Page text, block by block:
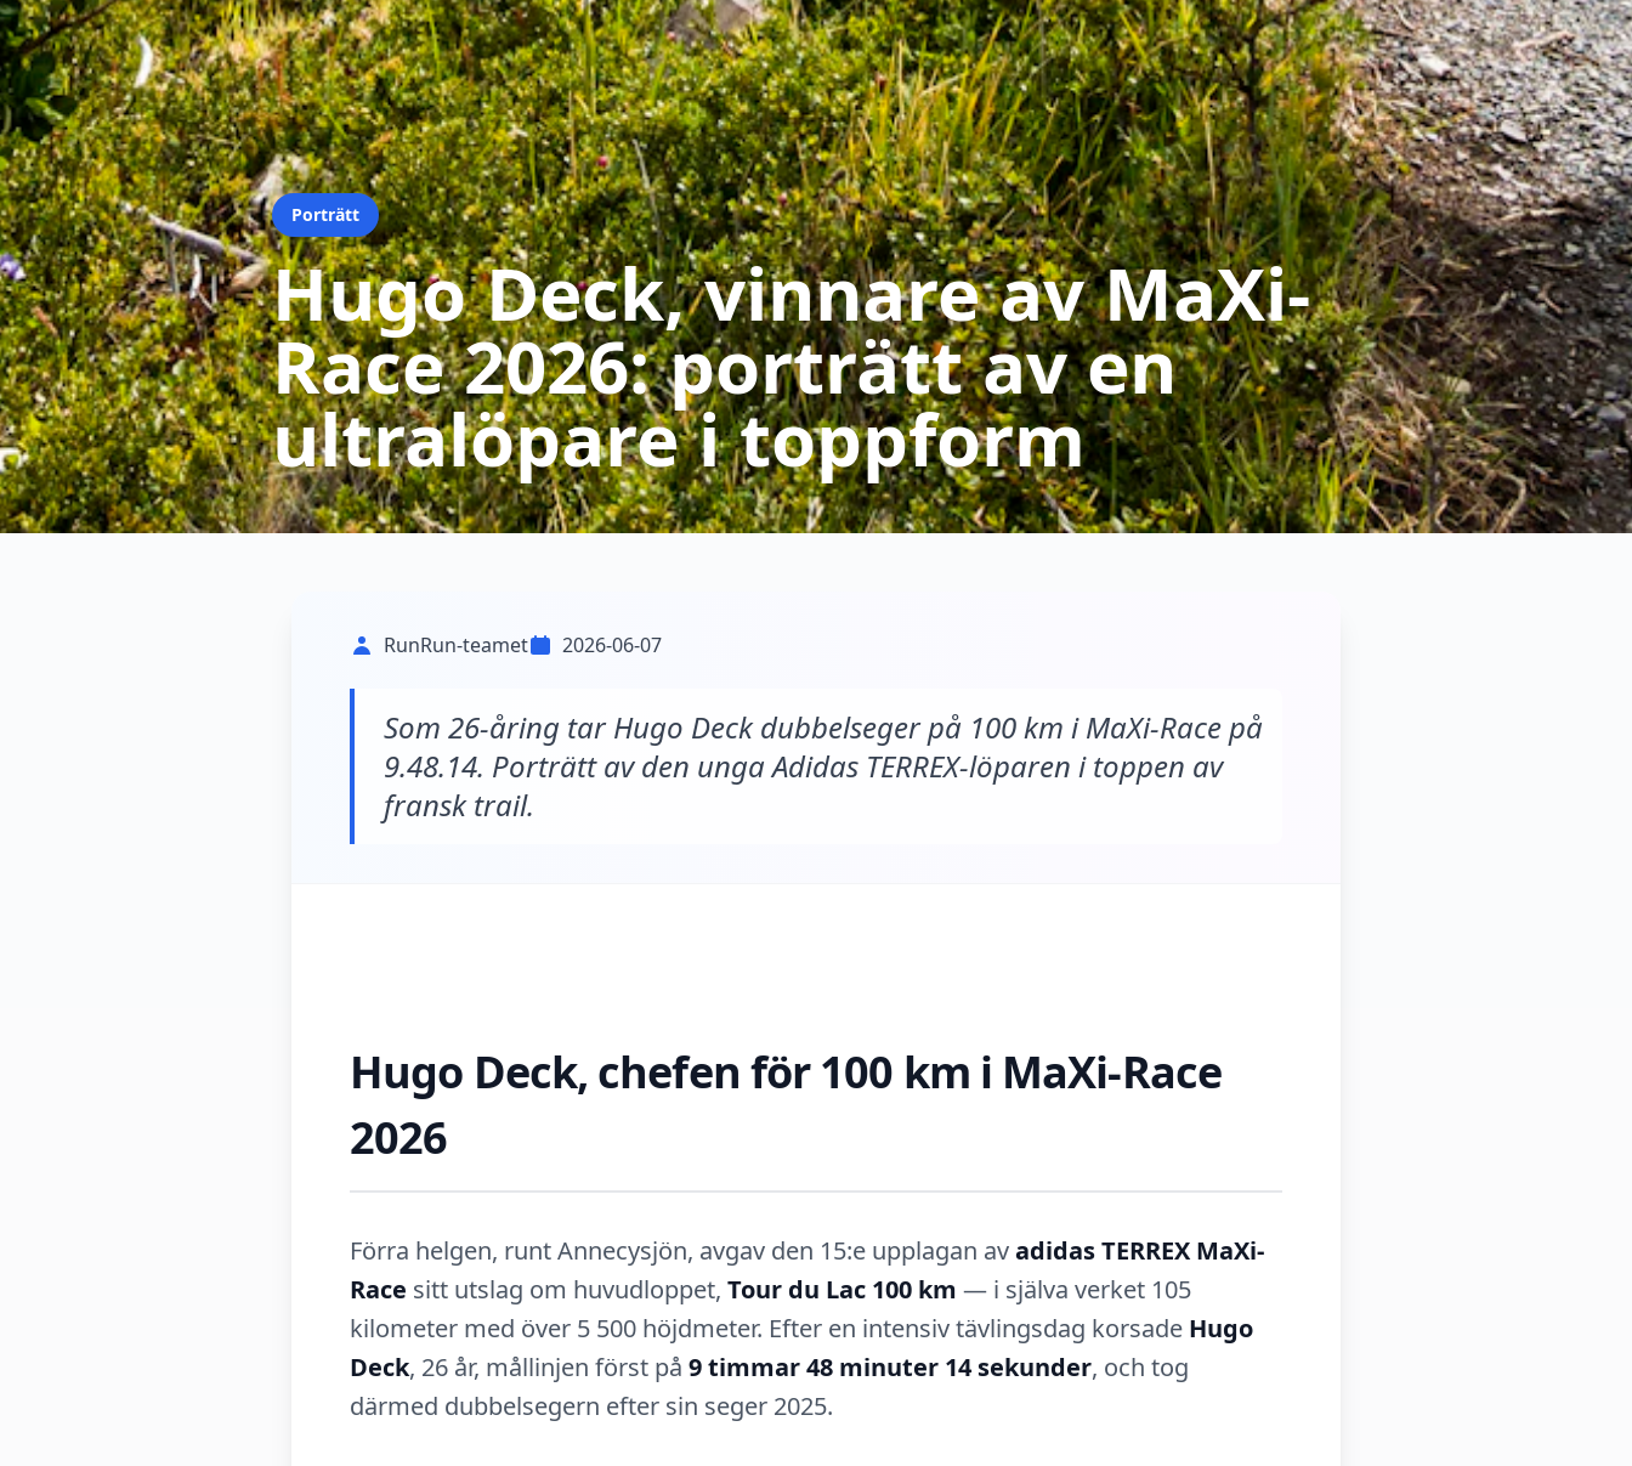
Porträtt
Hugo Deck, vinnare av MaXi-
Race 2026: porträtt av en
ultralöpare i toppform
RunRun-teamet 2026-06-07
Som 26-åring tar Hugo Deck dubbelseger på 100 km i MaXi-Race på
9.48.14. Porträtt av den unga Adidas TERREX-löparen i toppen av
fransk trail.
Hugo Deck, chefen för 100 km i MaXi-Race
2026
Förra helgen, runt Annecysjön, avgav den 15:e upplagan avadidas TERREX MaXi-
Race sitt utslag om huvudloppet, Tour du Lac 100 km — i själva verket 105
kilometer med över 5 500 höjdmeter. Efter en intensiv tävlingsdag korsade Hugo
Deck, 26 år, mållinjen först på 9 timmar 48 minuter 14 sekunder, och tog
därmed dubbelsegern efter sin seger 2025.